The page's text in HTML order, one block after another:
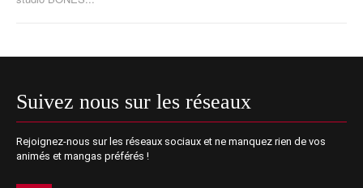
Suivez nous sur les réseaux
Rejoignez-nous sur les réseaux sociaux et ne manquez rien de vos
animés et mangas préférés !